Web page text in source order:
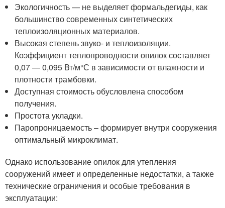
Экологичность — не выделяет формальдегиды, как
большинство современных синтетических
теплоизоляционных материалов.
Высокая степень звуко- и теплоизоляции.
Коэффициент теплопроводности опилок составляет
0,07 — 0,095 Вт/м°С в зависимости от влажности и
плотности трамбовки.
Доступная стоимость обусловлена способом
получения.
Простота укладки.
Паропроницаемость – формирует внутри сооружения
оптимальный микроклимат.
Однако использование опилок для утепления
сооружений имеет и определенные недостатки, а также
технические ограничения и особые требования в
эксплуатации: